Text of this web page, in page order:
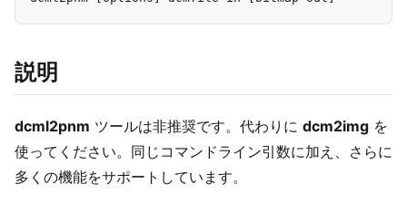
説明
dcml2pnm ツールは非推奨です。代わりに dcm2img を
使ってください。同じコマンドライン引数に加え、さらに
多くの機能をサポートしています。